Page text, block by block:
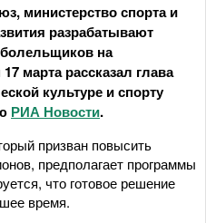
министерство спорта и
разрабатывают
на
марта рассказал глава
культуре и спорту
РИА Новости.
призван повысить
предполагает программы
что готовое решение
время.